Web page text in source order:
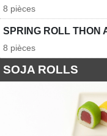
8 pièces
SPRING ROLL THON
8 pièces
SOJA ROLLS